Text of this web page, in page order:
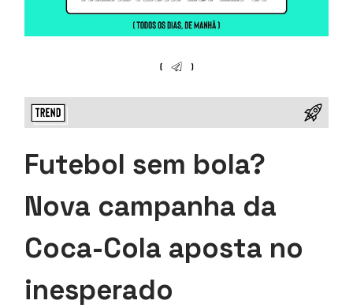
Futebol sem bola?
Nova campanha da
Coca-Cola aposta no
inesperado